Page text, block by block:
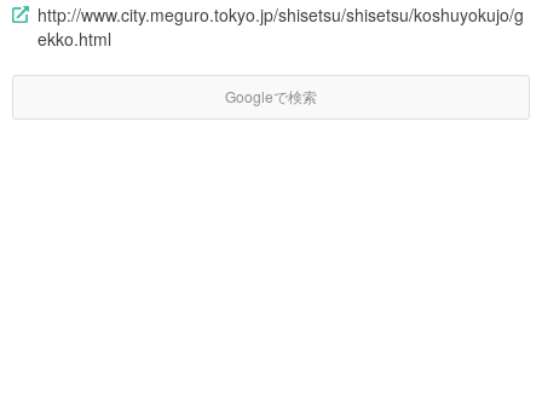
http://www.city.meguro.tokyo.jp/shisetsu/shisetsu/koshuyokujo/g
ekko.html
Googleで検索